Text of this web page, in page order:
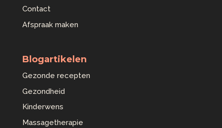
Contact
Afspraak maken
Blogartikelen
Gezonde recepten
Gezondheid
Kinderwens
Massagetherapie